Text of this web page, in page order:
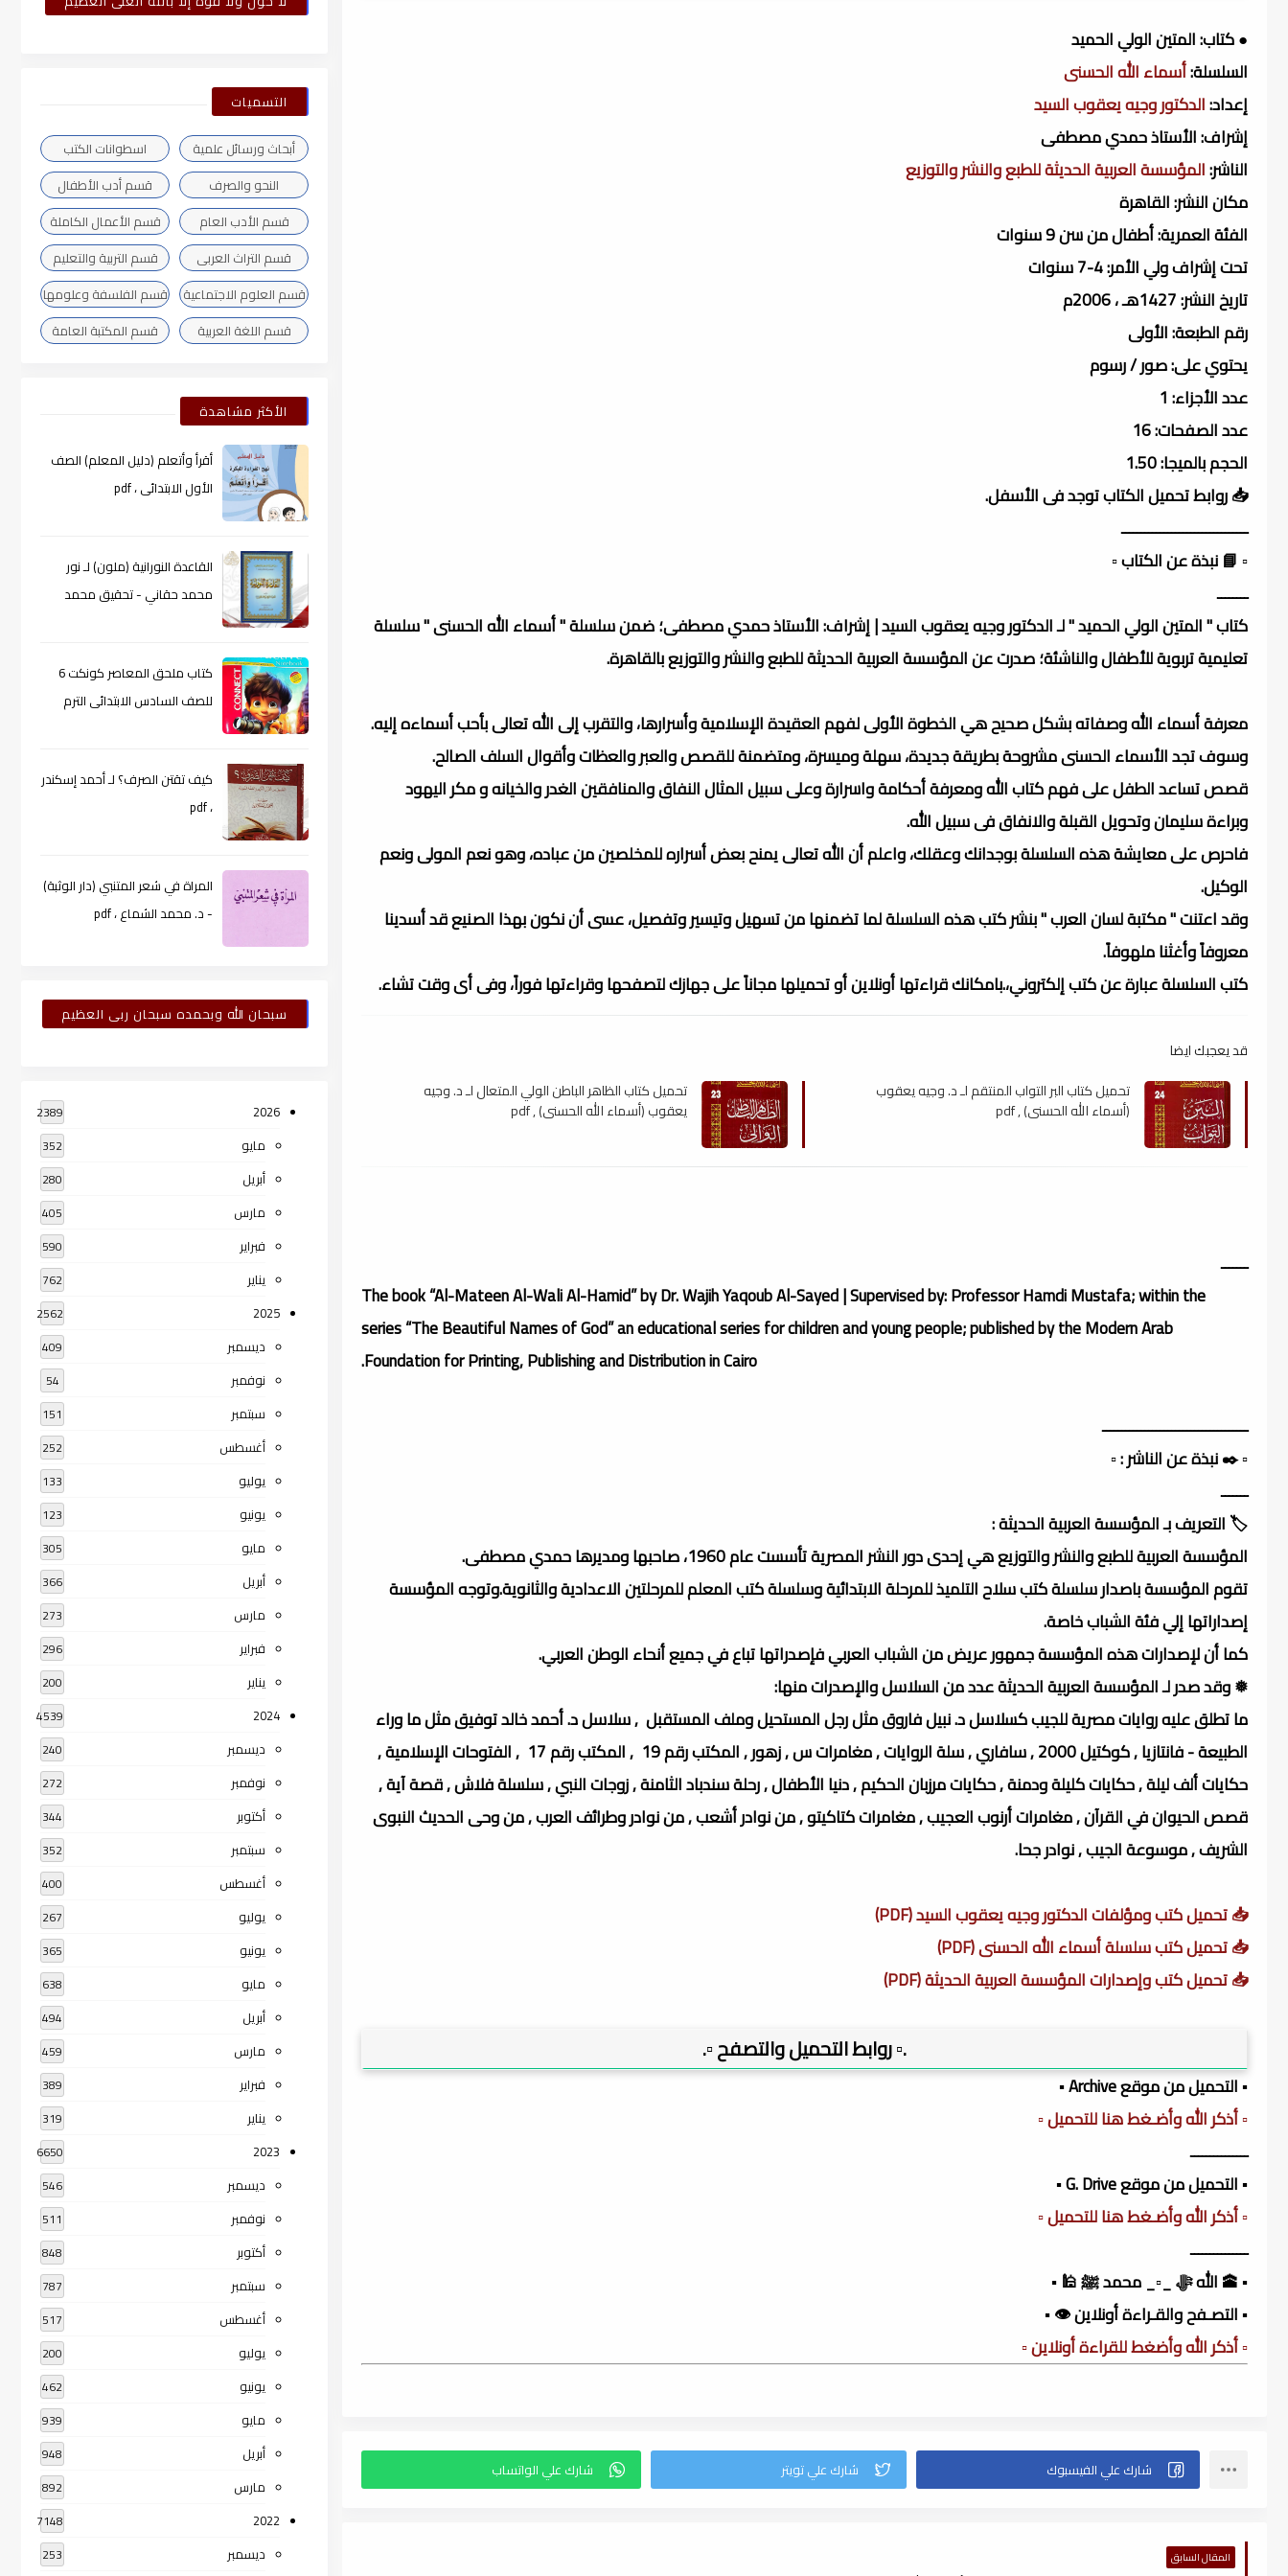
● كتاب: المتين الولي الحميد
السلسلة:أسماء الله الحسنى
إعداد:الدكتور وجيه يعقوب السيد
إشراف: الأستاذ حمدي مصطفى
الناشر:المؤسسة العربية الحديثة للطبع والنشر والتوزيع
مكان النشر: القاهرة
الفئة العمرية: أطفال من سن 9 سنوات
تحت إشراف ولي الأمر: 4-7 سنوات
تاريخ النشر: 1427هـ ، 2006م
رقم الطبعة: الأولى
يحتوي على: صور / رسوم
عدد الأجزاء: 1
عدد الصفحات: 16
الحجم بالميجا: 1.50
📥 روابط تحميل الكتاب توجد فى الأسفل.
ـــــــــــــــــــــــــــــــــ
▫️ 📘 نبذة عن الكتاب ▫️
ــــــــ
كتاب " المتين الولي الحميد " لـ الدكتور وجيه يعقوب السيد | إشراف: الأستاذ حمدي مصطفى؛ ضمن سلسلة " أسماء الله الحسنى " سلسلة
تعليمية تربوية للأطفال والناشئة؛ صدرت عن المؤسسة العربية الحديثة للطبع والنشر والتوزيع بالقاهرة.
معرفة أسماء الله وصفاته بشكل صحيح هي الخطوة الأولى لفهم العقيدة الإسلامية وأسرارها، والتقرب إلى الله تعالى بأحب أسماءه إليه.
وسوف تجد الأسماء الحسنى مشروحة بطريقة جديدة، سهلة وميسرة، ومتضمنة للقصص والعبر والعظات وأقوال السلف الصالح.
قصص تساعد الطفل على فهم كتاب الله ومعرفة أحكامة واسرارة وعلى سبيل المثال النفاق والمنافقين الغدر والخيانه و مكر اليهود
وبراءة سليمان وتحويل القبلة والانفاق فى سبيل الله.
فاحرص على معايشة هذه السلسلة بوجدانك وعقلك، واعلم أن الله تعالى يمنح بعض أسراره للمخلصين من عباده، وهو نعم المولى ونعم
الوكيل.
وقد اعتنت " مكتبة لسان العرب " بنشر كتب هذه السلسلة لما تضمنها من تسهيل وتيسير وتفصيل، عسى أن نكون بهذا الصنيع قد أسدينا
معروفاً وأغثنا ملهوفاً.
كتب السلسلة عبارة عن كتب إلكتروني،.بامكانك قراءتها أونلاين أو تحميلها مجاناً على جهازك لتصفحها وقراءتها فوراً، وفى أى وقت تشاء.
قد يعجبك ايضا
تحميل كتاب البر التواب المنتقم لـ د. وجيه يعقوب
(أسماء الله الحسنى) , pdf
تحميل كتاب الظاهر الباطن الولي المتعال لـ د. وجيه
يعقوب (أسماء الله الحسنى) , pdf
ـــــــ
The book “Al-Mateen Al-Wali Al-Hamid” by Dr. Wajih Yaqoub Al-Sayed | Supervised by: Professor Hamdi Mustafa; within the
series “The Beautiful Names of God” an educational series for children and young people; published by the Modern Arab
Foundation for Printing, Publishing and Distribution in Cairo.
ــــــــــــــــــــــــــــــــــــــ
▫️ ✒️ نبذة عن الناشر : ▫️
ـــــــ
🏷️ التعريف بـ المؤسسة العربية الحديثة :
المؤسسة العربية للطبع والنشر والتوزيع هي إحدى دور النشر المصرية تأسست عام 1960، صاحبها ومديرها حمدي مصطفى.
تقوم المؤسسة باصدار سلسلة كتب سلاح التلميذ للمرحلة الابتدائية وسلسلة كتب المعلم للمرحلتين الاعدادية والثانوية.وتوجه المؤسسة
إصداراتها إلي فئة الشباب خاصة.
كما أن لإصدارات هذه المؤسسة جمهور عريض من الشباب العربي فإصدراتها تباع في جميع أنحاء الوطن العربي.
❅ وقد صدر لـ المؤسسة العربية الحديثة عدد من السلاسل والإصدرات منها:
ما تطلق عليه روايات مصرية للجيب كسلاسل د. نبيل فاروق مثل رجل المستحيل وملف المستقبل , سلاسل د. أحمد خالد توفيق مثل ما وراء
الطبيعة - فانتازيا , كوكتيل 2000 , سافاري , سلة الروايات , مغامرات س , زهور , المكتب رقم 19 , المكتب رقم 17 , الفتوحات الإسلامية ,
حكايات ألف ليلة , حكايات كليلة ودمنة , حكايات مرزبان الحكيم , دنيا الأطفال , رحلة سندباد الثامنة , زوجات النبي , سلسلة فلاش , قصة آية ,
قصص الحيوان في القرآن , مغامرات أرنوب العجيب , مغامرات كتاكيتو , من نوادر أشعب , من نوادر وطرائف العرب , من وحى الحديث النبوى
الشريف , موسوعة الجيب , نوادر جحا.
📥 تحميل كتب ومؤلفات الدكتور وجيه يعقوب السيد (PDF)
📥 تحميل كتب سلسلة أسماء الله الحسنى (PDF)
📥 تحميل كتب وإصدارات المؤسسة العربية الحديثة (PDF)
.▫️ روابط التحميل والتصفح ▫️.
▪️ التحميل من موقع Archive ▪️
▫️ أذكر الله وأضـغط هنا للتحميل ▫️
ـــــــــــــــ
▪️ التحميل من موقع G. Drive ▪️
▫️ أذكر الله وأضـغط هنا للتحميل ▫️
ـــــــــــــــ
▪️ 🕋 الله ﷻ _▫️_ محمد ﷺ 🕌 ▪️
▪️ التصـفح والقـراءة أونلاين 👁️ ▪️
▫️ أذكر الله وأضغط للقراءة أونلاين ▫️
المقال السابق
التسميات
أبحاث ورسائل علمية
اسطوانات الكتب
النحو والصرف
قسم أدب الأطفال
قسم الأدب العام
قسم الأعمال الكاملة
قسم التراث العربى
قسم التربية والتعليم
قسم العلوم الاجتماعية
قسم الفلسفة وعلومها
قسم اللغة العربية
قسم المكتبة العامة
الأكثر مشاهدة
أقرأ وأتعلم (دليل المعلم) الصف
الأول الابتدائى ، pdf
القاعدة النورانية (ملون) لـ نور
محمد حقاني - تحقيق محمد
كتاب ملحق المعاصر كونكت 6
للصف السادس الابتدائى الترم
كيف تقتن الصرف؟ لـ أحمد إسكندر
، pdf
المراة في شعر المتنبي (دار الوثبة)
- د. محمد الشماع ، pdf
سبحان الله وبحمده سبحان ربى العظيم
2026
2389
مايو 352
أبريل 280
مارس 405
فبراير 590
يناير 762
2025
2562
ديسمبر 409
نوفمبر 54
سبتمبر 151
أغسطس 252
يوليو 133
يونيو 123
مايو 305
أبريل 366
مارس 273
فبراير 296
يناير 200
2024
4539
ديسمبر 240
نوفمبر 272
أكتوبر 344
سبتمبر 352
أغسطس 400
يوليو 267
يونيو 365
مايو 638
أبريل 494
مارس 459
فبراير 389
يناير 319
2023
6650
ديسمبر 546
نوفمبر 511
أكتوبر 848
سبتمبر 787
أغسطس 517
يوليو 200
يونيو 462
مايو 939
أبريل 948
مارس 892
2022
7148
ديسمبر 253